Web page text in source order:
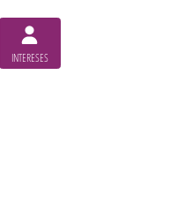
INTERESES